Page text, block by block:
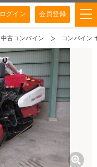
ログイン 会員登録
中古コンバイン コンバイン